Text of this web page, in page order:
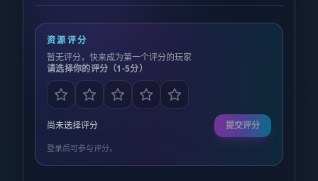
资源评分
暂无评分，快来成为第一个评分的玩家
请选择你的评分（1-5分）
尚未选择评分 提交评分
登录后可参与评分。